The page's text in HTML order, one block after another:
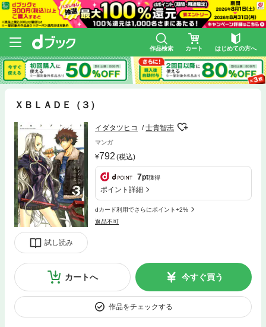
作品検索 カート はじめての方へ
ＸＢＬＡＤＥ（３）
試し読み
イダタツヒコ 士貴智志
マンガ
792 (税込)
7pt獲得
ポイント詳細
dカード利用でさらにポイント+2%
返品不可
カートへ 今すぐ買う
作品をチェックする